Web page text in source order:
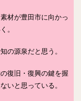
材が豊田市に向かっ
。
の源泉だと思う。
復旧・復興の鍵を握
いと思っている。